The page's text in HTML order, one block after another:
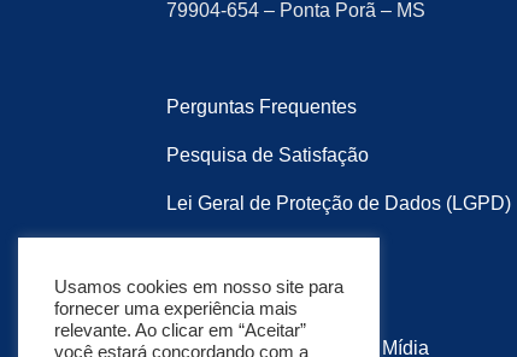
79904-654 – Ponta Porã – MS
Perguntas Frequentes
Pesquisa de Satisfação
Lei Geral de Proteção de Dados (LGPD)
Mapa do Site
Desenvolvido por: Soma Mídia
Usamos cookies em nosso site para
fornecer uma experiência mais
relevante. Ao clicar em “Aceitar”
você estará concordando com a